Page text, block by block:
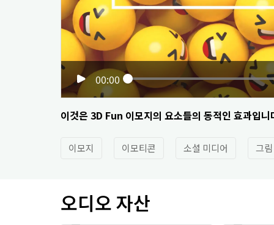
00:00
이것은 3D Fun 이모지의 요소들의 동적인 효과입니
이모지 이모티콘 소셜 미디어 그
오디오 자산